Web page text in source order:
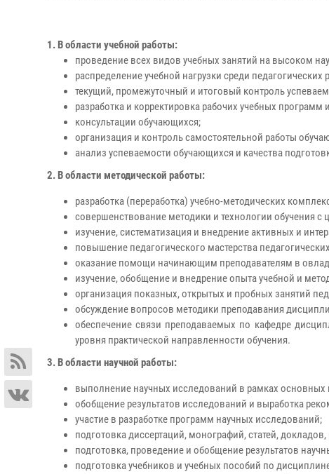
1. В области учебной работы:
проведение всех видов учебных занятий на высоком
распределение учебной нагрузки среди
текущий, промежуточный и итоговый контроль
разработка и корректировка рабочих учебных программ
консультации обучающихся;
организация и контроль самостоятельной работы
анализ успеваемости обучающихся и качества
2. В области методической работы:
разработка (переработка) учебно-методических
совершенствование методики и технологии обучения
изучение, систематизация и внедрение активных и
повышение педагогического мастерства
оказание помощи начинающим преподавателям в
изучение, обобщение и внедрение опыта учебной и
организация показных, открытых и пробных занятий
обсуждение вопросов методики преподавания
обеспечение связи преподаваемых по кафедре
уровня практической направленности обучения.
3. В области научной работы:
выполнение научных исследований в рамках
обобщение результатов исследований и выработка
участие в разработке программ научных исследований;
подготовка диссертаций, монографий, статей,
подготовка, проведение и обобщение результатов
подготовка учебников и учебных пособий по